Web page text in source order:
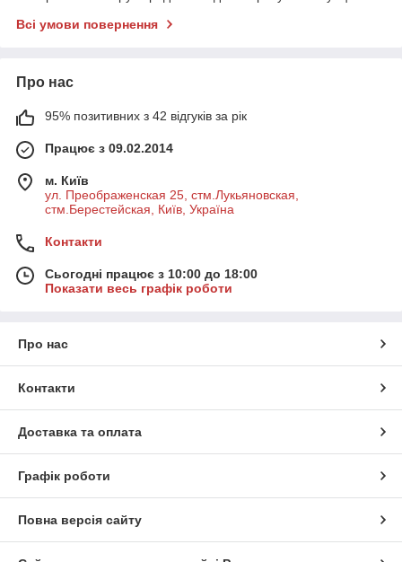
Всі умови повернення
Про нас
95% позитивних з 42 відгуків за рік
Працює з 09.02.2014
м. Київ
ул. Преображенская 25, стм.Лукьяновская,
стм.Берестейская, Київ, Україна
Контакти
Сьогодні працює з 10:00 до 18:00
Показати весь графік роботи
Про нас
Контакти
Доставка та оплата
Графік роботи
Повна версія сайту